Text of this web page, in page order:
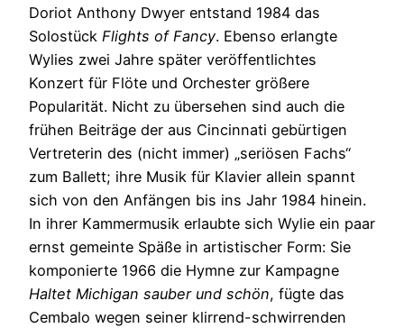
Doriot Anthony Dwyer entstand 1984 das
Solostück Flights of Fancy. Ebenso erlangte
Wylies zwei Jahre später veröffentlichtes
Konzert für Flöte und Orchester größere
Popularität. Nicht zu übersehen sind auch die
frühen Beiträge der aus Cincinnati gebürtigen
Vertreterin des (nicht immer) „seriösen Fachs“
zum Ballett; ihre Musik für Klavier allein spannt
sich von den Anfängen bis ins Jahr 1984 hinein.
In ihrer Kammermusik erlaubte sich Wylie ein paar
ernst gemeinte Späße in artistischer Form: Sie
komponierte 1966 die Hymne zur Kampagne
Haltet Michigan sauber und schön, fügte das
Cembalo wegen seiner klirrend-schwirrenden